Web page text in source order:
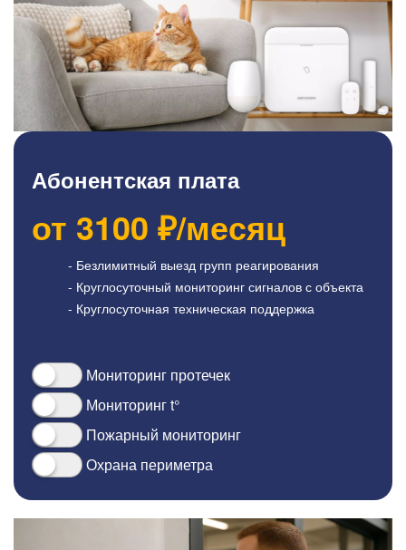
Абонентская плата
от 3100 ₽/месяц
- Безлимитный выезд групп реагирования
- Круглосуточный мониторинг сигналов с объекта
- Круглосуточная техническая поддержка
Мониторинг протечек
Мониторинг t°
Пожарный мониторинг
Охрана периметра